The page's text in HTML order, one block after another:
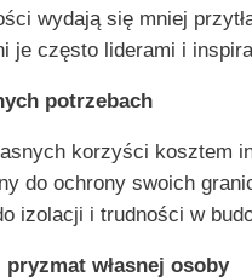
wydają się mniej
je często liderami i
potrzebach
korzyści kosztem
do ochrony swoich
izolacji i trudności w
własnej osoby